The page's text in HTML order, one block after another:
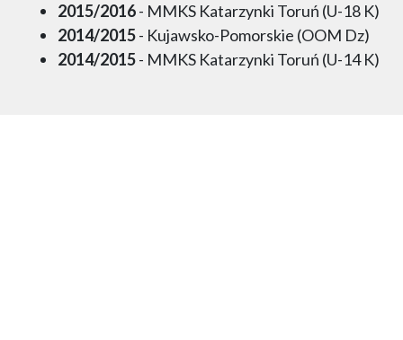
2015/2016- MMKS Katarzynki Toruń (U-18 K)
2014/2015- Kujawsko-Pomorskie (OOM Dz)
2014/2015- MMKS Katarzynki Toruń (U-14 K)